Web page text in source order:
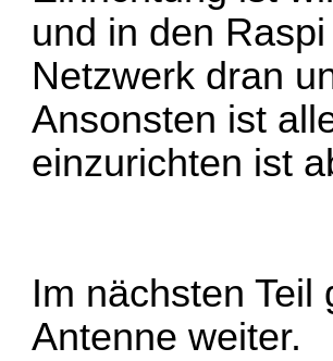
und in den
Netzwerk dran
Ansonsten ist
einzurichten ist
Im nächsten
Antenne weiter.